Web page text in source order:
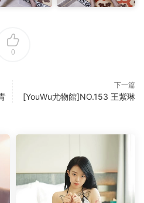
0
下一篇
[YouWu尤物館]NO.153 王紫琳